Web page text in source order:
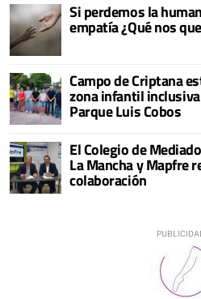
Si perdemos la
empatía ¿Qué nos
Campo de Criptana
zona infantil
Parque Luis Cobos
El Colegio de
La Mancha y Mapfre
colaboración